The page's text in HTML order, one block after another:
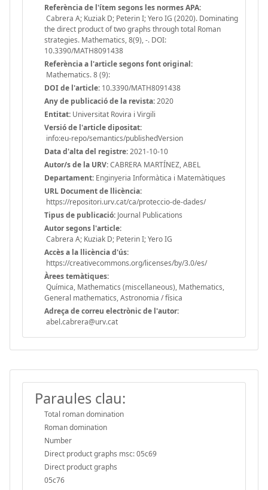
Referència de l'ítem segons les normes APA:
Cabrera A; Kuziak D; Peterin I; Yero IG (2020). Dominating
the direct product of two graphs through total Roman
strategies. Mathematics, 8(9), -. DOI:
10.3390/MATH8091438
Referència a l'article segons font original:
Mathematics. 8 (9):
DOI de l'article: 10.3390/MATH8091438
Any de publicació de la revista:2020
Entitat: Universitat Rovira i Virgili
Versió de l'article dipositat:
info:eu-repo/semantics/publishedVersion
Data d'alta del registre:2021-10-10
Autor/s de la URV:CABRERA MARTÍNEZ, ABEL
Departament: Enginyeria Informàtica i Matemàtiques
URL Document de llicència:
https://repositori.urv.cat/ca/proteccio-de-dades/
Tipus de publicació: Journal Publications
Autor segons l'article:
Cabrera A; Kuziak D; Peterin I; Yero IG
Accès a la llicència d'ús:
https://creativecommons.org/licenses/by/3.0/es/
Àrees temàtiques:
Química, Mathematics (miscellaneous), Mathematics,
General mathematics, Astronomia / física
Adreça de correu electrònic de l'autor:
abel.cabrera@urv.cat
Paraules clau:
Total roman domination
Roman domination
Number
Direct product graphs msc: 05c69
Direct product graphs
05c76